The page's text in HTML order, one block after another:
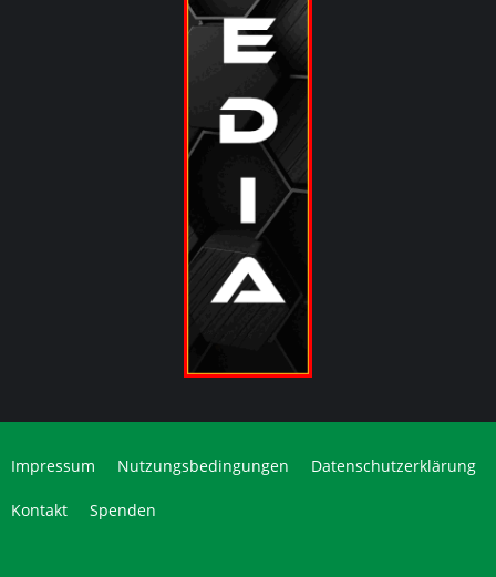
Impressum Nutzungsbedingungen Datenschutzerklärung
Kontakt Spenden